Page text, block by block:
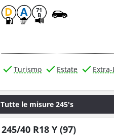
D A 71
B
Turismo Estate
Tutte le misure 245's
245/40 R18 Y (97)